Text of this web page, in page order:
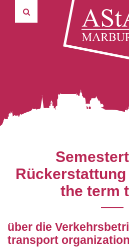
Wahlausschuss
Widerspruchsausschuss
Universitätspräsidium
Fahrradverleihsystem
Kulturticket
Autonome Tutorien
studentische und universitäre
Informations- &
75 Jahre marburger
autonome Tutorien
Pressemitteilungen
Reader & weiterer Lesestoff
Satzungen und Ordnungen
Rückerstattung
the term
über die
transport